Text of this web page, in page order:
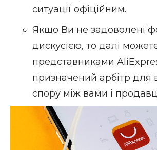
ситуації офіційним.
Якщо Ви не задоволені
дискусією, то далі
представниками
призначений арбітр для
спору між вами і